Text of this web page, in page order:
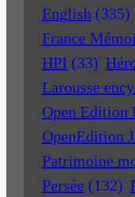
English (335)
France
HPI (33)
Larousse
Open Edition
OpenEdition
Patrimoine
Persée (132)